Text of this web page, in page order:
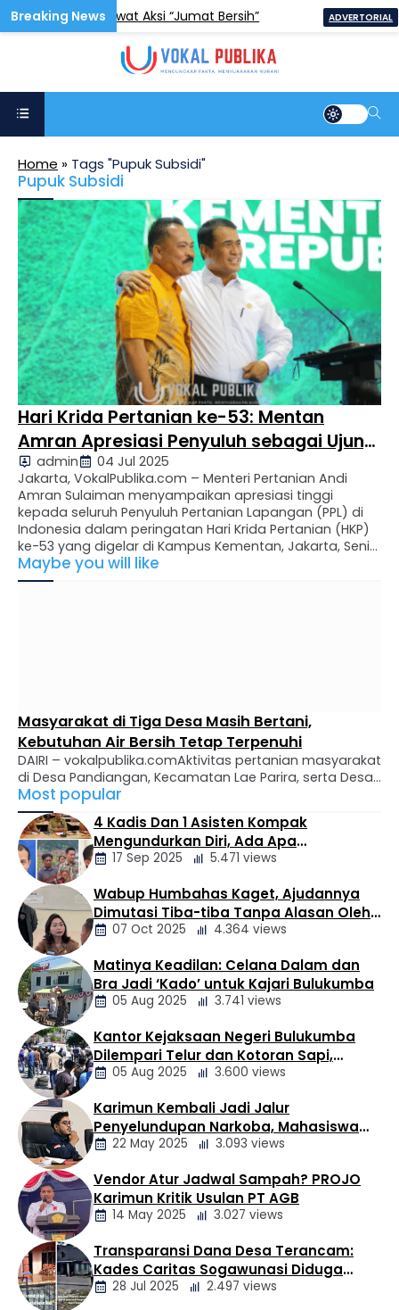
Sehat Lewat Aksi “Jumat Bersih” ADVERTORIAL
Home » Tags "Pupuk Subsidi"
Pupuk Subsidi
Hari Krida Pertanian ke-53: Mentan
Amran Apresiasi Penyuluh sebagai Ujung
Tombak Swasembada Pangan
admin
04 Jul 2025
Jakarta, VokalPublika.com – Menteri Pertanian Andi
Amran Sulaiman menyampaikan apresiasi tinggi
kepada seluruh Penyuluh Pertanian Lapangan (PPL) di
Indonesia dalam peringatan Hari Krida Pertanian (HKP)
ke-53 yang digelar di Kampus Kementan, Jakarta, Senin
(30/6/2025). Dalam momen ini, Mentan Amran
menegaskan peran vital penyuluh sebagai ujung
Maybe you will like
Masyarakat di Tiga Desa Masih Bertani,
Kebutuhan Air Bersih Tetap Terpenuhi
DAIRI – vokalpublika.comAktivitas pertanian masyarakat
di Desa Pandiangan, Kecamatan Lae Parira, serta Desa
Bongkaras dan Desa Bonian, Kecamatan Silima
Pungga-Pungga, hingga saat ini masih berjalan seperti
biasa. Berdasarkan keterangan masyarakat dan
perangkat desa, kebutuhan air bersih untuk rumah
tangga maupun pertanian masih terpenuhi. Di Desa
Pandiangan, yang dihuni sekitar 1.654 jiwa atau 463
kepala keluarga, …
Most popular
Berita
Daerah
4 Kadis Dan 1 Asisten Kompak
Mengundurkan Diri, Ada Apa
Pemerintahan Oloan
17 Sep 2025 5.471 views
Berita
Daerah
Wabup Humbahas Kaget, Ajudannya
Dimutasi Tiba-tiba Tanpa Alasan Oleh
Bupati
07 Oct 2025 4.364 views
Berita
Daerah
Matinya Keadilan: Celana Dalam dan
Bra Jadi ‘Kado’ untuk Kajari Bulukumba
05 Aug 2025 3.741 views
Berita
Daerah
Kantor Kejaksaan Negeri Bulukumba
Dilempari Telur dan Kotoran Sapi,
Keluarga Korban Lakalantas Tuntut
05 Aug 2025 3.600 views
Berita
Daerah
Karimun Kembali Jadi Jalur
Penyelundupan Narkoba, Mahasiswa
Desak Pemkab dan Aparat Bertindak
22 May 2025 3.093 views
Berita
Daerah
Vendor Atur Jadwal Sampah? PROJO
Karimun Kritik Usulan PT AGB
14 May 2025 3.027 views
Transparansi Dana Desa Terancam:
Kades Caritas Sogawunasi Diduga
Gelapkan Bantuan untuk Warga
28 Jul 2025 2.497 views